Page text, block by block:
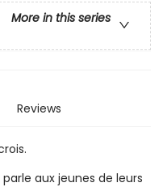
More in this series
Reviews
aux jeunes de leurs